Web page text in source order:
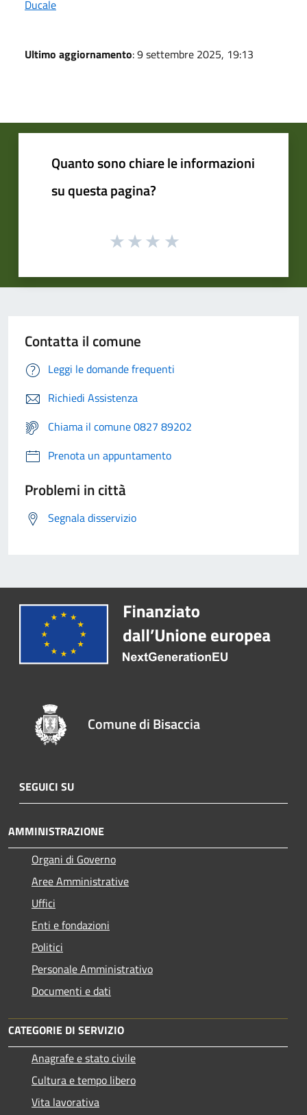
Ducale
Ultimo aggiornamento: 9 settembre 2025, 19:13
Quanto sono chiare le informazioni
su questa pagina?
Contatta il comune
Leggi le domande frequenti
Richiedi Assistenza
Chiama il comune 0827 89202
Prenota un appuntamento
Problemi in città
Segnala disservizio
Comune di Bisaccia
SEGUICI SU
AMMINISTRAZIONE
Organi di Governo
Aree Amministrative
Uffici
Enti e fondazioni
Politici
Personale Amministrativo
Documenti e dati
CATEGORIE DI SERVIZIO
Anagrafe e stato civile
Cultura e tempo libero
Vita lavorativa